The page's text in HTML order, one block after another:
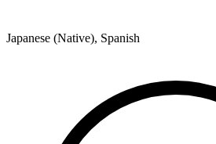
Japanese (Native), Spanish